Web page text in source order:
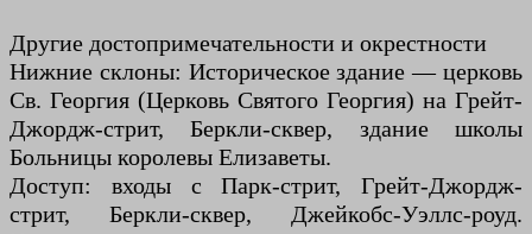
Другие достопримечательности и окрестности
Нижние склоны: Историческое здание — церковь
Св. Георгия (Церковь Святого Георгия) на Грейт-
Джордж-стрит, Беркли-сквер, здание школы
Больницы королевы Елизаветы.
Доступ: входы с Парк-стрит, Грейт-Джордж-
стрит, Беркли-сквер, Джейкобс-Уэллс-роуд.